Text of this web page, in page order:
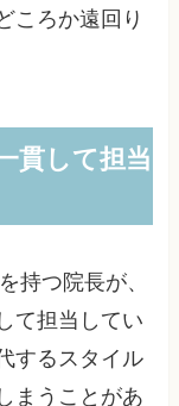
ころか遠回り
貫して担当
持つ院長が、
て担当してい
するスタイル
まうことがあ